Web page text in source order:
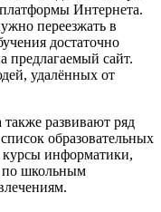
Интернета.
переезжать в
достаточно
предлагаемый сайт.
удалённых от
развивают ряд
образовательных
курсы информатики,
по школьным